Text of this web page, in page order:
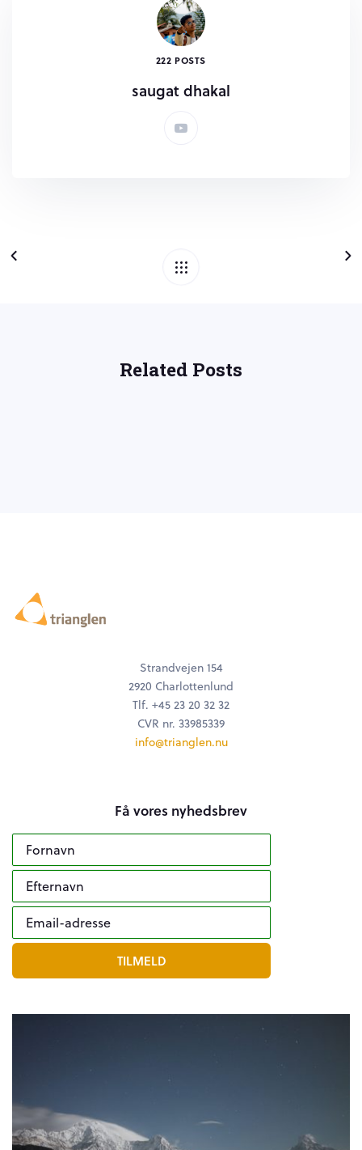
222 POSTS
saugat dhakal
Related Posts
Strandvejen 154
2920 Charlottenlund
Tlf. +45 23 20 32 32
CVR nr. 33985339
info@trianglen.nu
Få vores nyhedsbrev